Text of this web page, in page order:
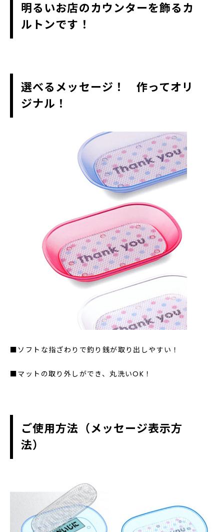
明るいお店のカウンターを飾るカ
ルトンです！
選べるメッセージ！ 作ってオリ
ジナル！
■ソフトな指ざわりで釣り銭が取り出しやすい！
■マットの取り外しができ、丸洗いOK！
ご使用方法（メッセージ表示方
法）